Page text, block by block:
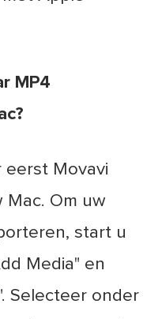
MP4
eerst Movavi
Om uw
start u
Media" en
Selecteer onder